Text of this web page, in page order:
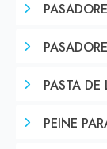
PASTA DE
PEINE